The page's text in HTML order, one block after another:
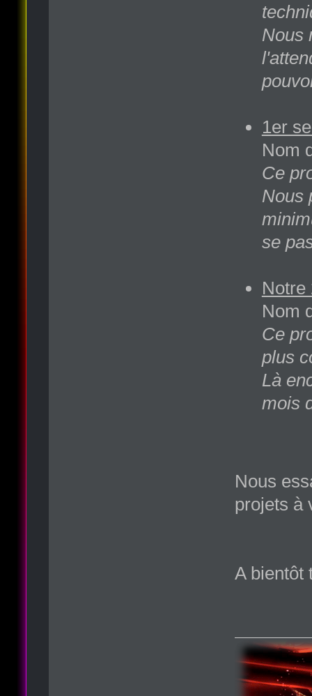
Nous
1er
Nom
Ce
Nous
se
Notre
Nom
Ce
plus
Là
mois
Nous
projets à
A bientôt